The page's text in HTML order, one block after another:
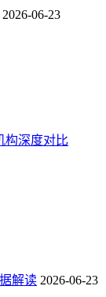
2026-06-23
构深度对比
解读 2026-06-23